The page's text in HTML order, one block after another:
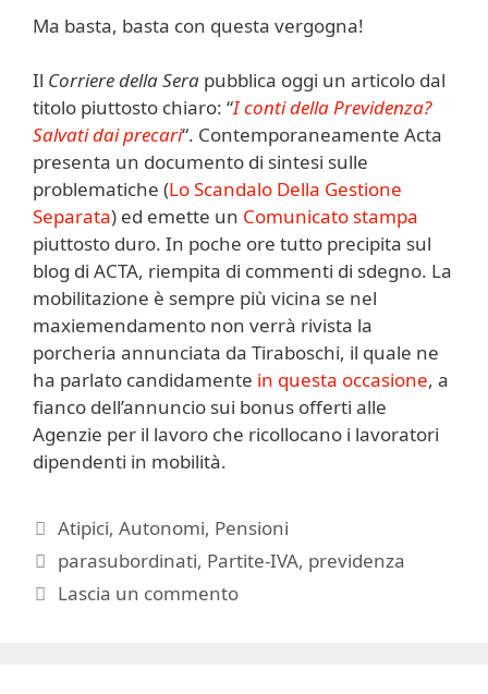
Ma basta, basta con questa vergogna!
Il Corriere della Sera pubblica oggi un articolo dal
titolo piuttosto chiaro: “I conti della Previdenza?
Salvati dai precari“. Contemporaneamente Acta
presenta un documento di sintesi sulle
problematiche (Lo Scandalo Della Gestione
Separata) ed emette un Comunicato stampa
piuttosto duro. In poche ore tutto precipita sul
blog di ACTA, riempita di commenti di sdegno. La
mobilitazione è sempre più vicina se nel
maxiemendamento non verrà rivista la
porcheria annunciata da Tiraboschi, il quale ne
ha parlato candidamente in questa occasione, a
fianco dell’annuncio sui bonus offerti alle
Agenzie per il lavoro che ricollocano i lavoratori
dipendenti in mobilità.
Categorie
Atipici,Autonomi, Pensioni
Tag
parasubordinati, Partite-IVA, previdenza
Lascia un commento